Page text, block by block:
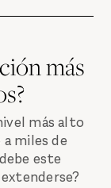
más
más alto
miles de
este